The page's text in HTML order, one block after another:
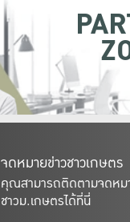
จดหมายข่าวชาวเกษตร
คุณสามารถติดตามจดหม
ชาวม.เกษตรได้ที่นี่